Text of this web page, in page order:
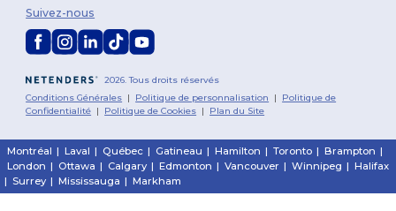
2026. Tous droits réservés
Conditions Générales | Politique de personnalisation | Politique de
Confidentialité | Politique de Cookies | Plan du Site
Suivez-nous
Montréal | Laval | Québec | Gatineau | Hamilton | Toronto | Brampton |
London | Ottawa | Calgary | Edmonton | Vancouver | Winnipeg | Halifax
| Surrey | Mississauga | Markham